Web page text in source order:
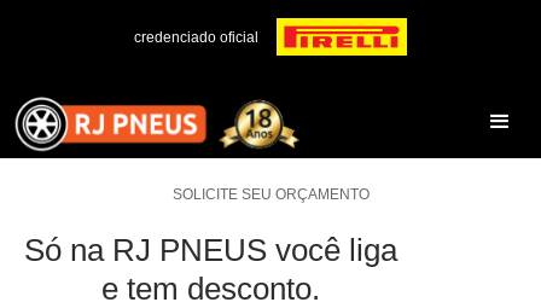
credenciado oficial
SOLICITE SEU ORÇAMENTO
Só na RJ PNEUS você liga
e tem desconto.